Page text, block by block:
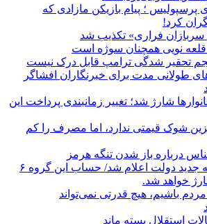
پرسپولیس ؛ پیام بازیکن مازادی که
کرد!
سربازان فراری» تکذیب شد
نویی همچنان سوژه است
طولانی مدت برای خبرنگاران افشاگر
شارژ شد؛ تغییر زمانبندی پرداخت این
شوک قیمتی ندارد، اما مصرف را کم
زمان واریز یارانه جدید دولت اعلام شد/ حساب این گروه ۶
خواهد شد.
باشیم، هیچ قدرتی نمی‌تواند
استقلال بسته ماند